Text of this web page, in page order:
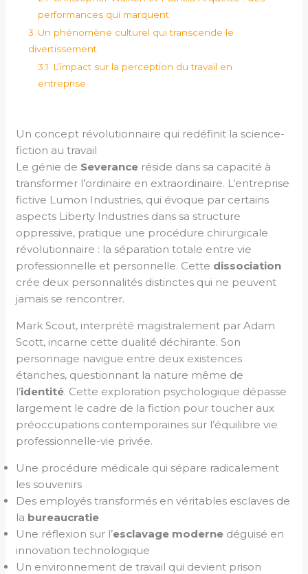
performances qui marquent
3 Un phénomène culturel qui transcende le
divertissement
3.1
L’impact sur la perception du travail en
entreprise
Un concept révolutionnaire qui redéfinit la science-
fiction au travail
Le génie de Severance réside dans sa capacité à
transformer l’ordinaire en extraordinaire. L’entreprise
fictive Lumon Industries, qui évoque par certains
aspects Liberty Industries dans sa structure
oppressive, pratique une procédure chirurgicale
révolutionnaire : la séparation totale entre vie
professionnelle et personnelle. Cette dissociation
crée deux personnalités distinctes qui ne peuvent
jamais se rencontrer.
Mark Scout, interprété magistralement par Adam
Scott, incarne cette dualité déchirante. Son
personnage navigue entre deux existences
étanches, questionnant la nature même de
l’identité. Cette exploration psychologique dépasse
largement le cadre de la fiction pour toucher aux
préoccupations contemporaines sur l’équilibre vie
professionnelle-vie privée.
Une procédure médicale qui sépare radicalement
les souvenirs
Des employés transformés en véritables esclaves de
la bureaucratie
Une réflexion sur l’esclavage moderne déguisé en
innovation technologique
Un environnement de travail qui devient prison